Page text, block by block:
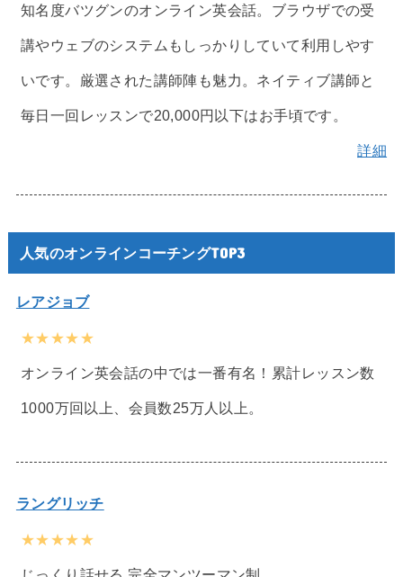
知名度バツグンのオンライン英会話。ブラウザでの受
講やウェブのシステムもしっかりしていて利用しやす
いです。厳選された講師陣も魅力。ネイティブ講師と
毎日一回レッスンで20,000円以下はお手頃です。
詳細
人気のオンラインコーチングTOP3
レアジョブ
★★★★★
オンライン英会話の中では一番有名！累計レッスン数
1000万回以上、会員数25万人以上。
ラングリッチ
★★★★★